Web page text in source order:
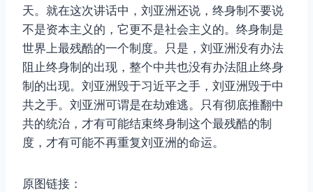
天。就在这次讲话中，刘亚洲还说，终身制不要说
不是资本主义的，它更不是社会主义的。终身制是
世界上最残酷的一个制度。只是，刘亚洲没有办法
阻止终身制的出现，整个中共也没有办法阻止终身
制的出现。刘亚洲毁于习近平之手，刘亚洲毁于中
共之手。刘亚洲可谓是在劫难逃。只有彻底推翻中
共的统治，才有可能结束终身制这个最残酷的制
度，才有可能不再重复刘亚洲的命运。
原图链接：